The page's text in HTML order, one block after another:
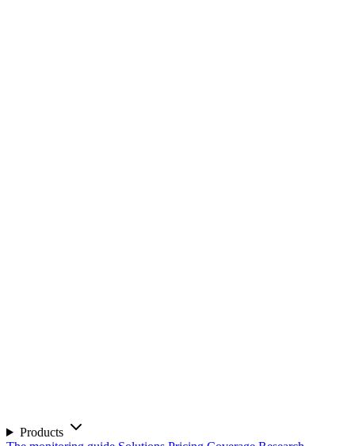
Products